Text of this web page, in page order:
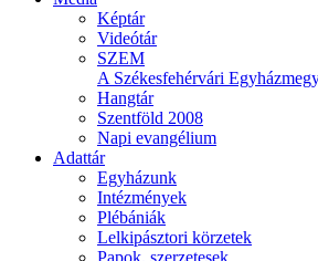
Képtár
Videótár
SZEM
A Székesfehérvári
Hangtár
Szentföld 2008
Napi evangélium
Adattár
Egyházunk
Intézmények
Plébániák
Lelkipásztori körzetek
Papok, szerzetesek